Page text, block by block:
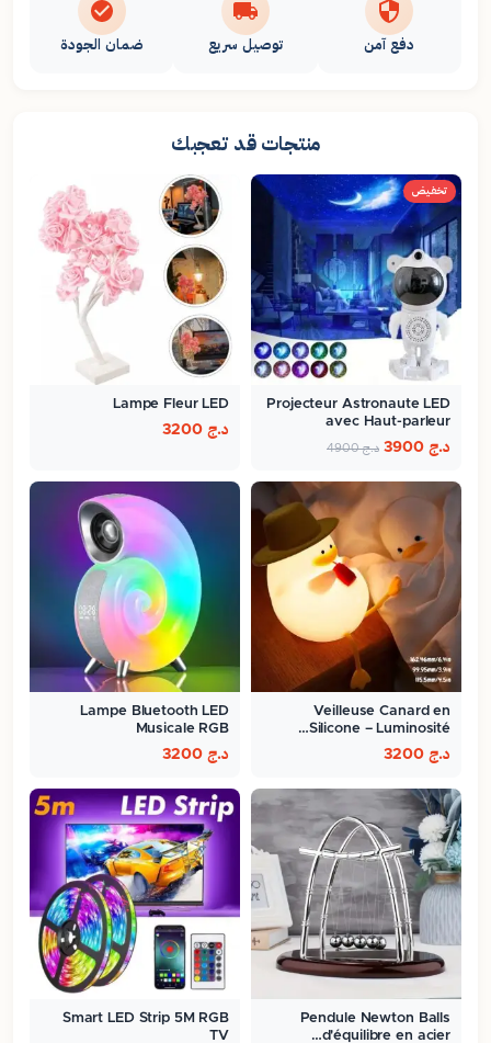
دفع آمن توصيل سريع ضمان الجودة
منتجات قد تعجبك
تخفيض
Projecteur Astronaute LED
avec Haut-parleur
Bluetooth…
د.ج د.ج4900
Lampe Fleur LED
د.ج
Veilleuse Canard en
Silicone – Luminosité…
د.ج
Lampe Bluetooth LED
Musicale RGB
د.ج
Pendule Newton Balls
d'équilibre en acier…
Smart LED Strip 5M RGB
TV